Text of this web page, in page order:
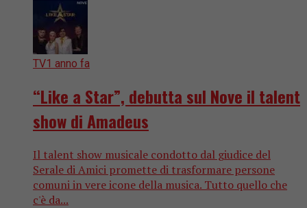
TV1 anno fa
“Like a Star”, debutta sul Nove il talent
show di Amadeus
Il talent show musicale condotto dal giudice del
Serale di Amici promette di trasformare persone
comuni in vere icone della musica. Tutto quello che
c'è da...